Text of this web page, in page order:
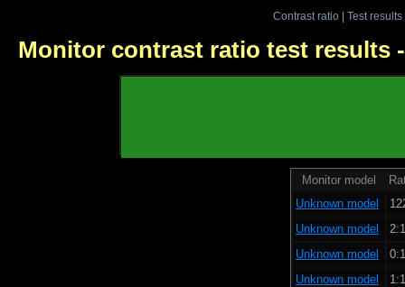
Contrast ratio| Test results
Monitor contrast ratio test results
Monitor model
Unknown model
Unknown model
Unknown model
Unknown model